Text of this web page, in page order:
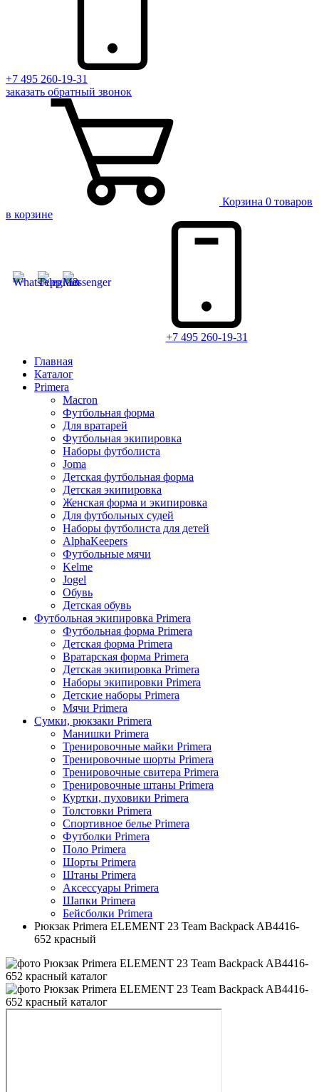
+7 495 260-19-31
заказать обратный звонок
Корзина 0 товаров
в корзине
+7 495 260-19-31
Главная
Каталог
Primera
Macron
Футбольная форма
Для вратарей
Футбольная экипировка
Наборы футболиста
Joma
Детская футбольная форма
Детская экипировка
Женская форма и экипировка
Для футбольных судей
Наборы футболиста для детей
AlphaKeepers
Футбольные мячи
Kelme
Jogel
Обувь
Детская обувь
Футбольная экипировка Primera
Футбольная форма Primera
Детская форма Primera
Вратарская форма Primera
Детская экипировка Primera
Наборы экипировки Primera
Детские наборы Primera
Мячи Primera
Сумки, рюкзаки Primera
Манишки Primera
Тренировочные майки Primera
Тренировочные шорты Primera
Тренировочные свитера Primera
Тренировочные штаны Primera
Куртки, пуховики Primera
Толстовки Primera
Спортивное белье Primera
Футболки Primera
Поло Primera
Шорты Primera
Штаны Primera
Аксессуары Primera
Шапки Primera
Бейсболки Primera
Рюкзак Primera ELEMENT 23 Team Backpack AB4416-
652 красный